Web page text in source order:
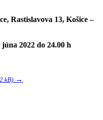
Rastislavova 13, Košice –
júna 2022 do 24.00 h
kB) →